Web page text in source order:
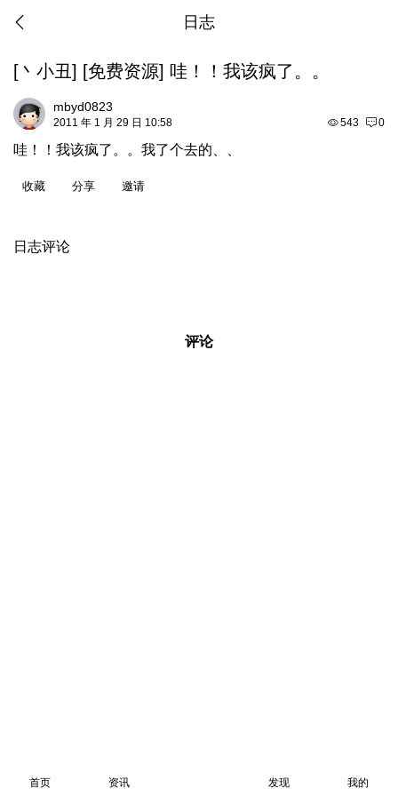
日志
[ 丶小丑] [免费资源] 哇！！我该疯了。。
mbyd0823
543 0
2011 年 1 月 29 日 10:58
哇！！我该疯了。。我了个去的、、
收藏 分享 邀请
日志评论
评论
首页 资讯 发现 我的